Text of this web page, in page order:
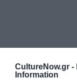
CultureNow.gr -
Information